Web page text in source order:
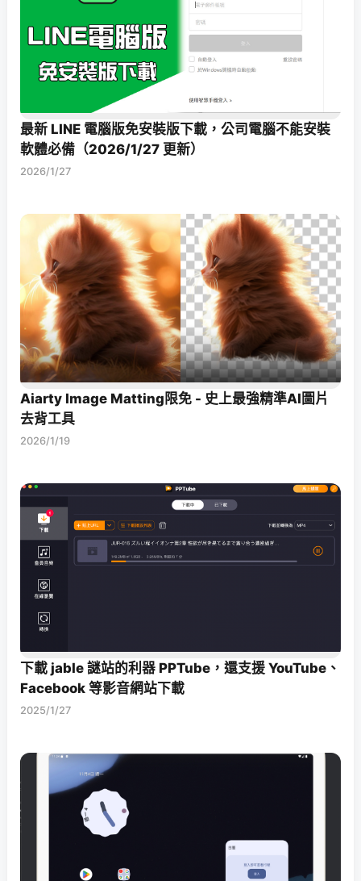
最新 LINE 電腦版免安裝版下載，公司電腦不能安裝
軟體必備（2026/1/27 更新）
2026/1/27
Aiarty Image Matting限免 - 史上最強精準AI圖片
去背工具
2026/1/19
下載 jable 謎站的利器 PPTube，還支援 YouTube、
Facebook 等影音網站下載
2025/1/27